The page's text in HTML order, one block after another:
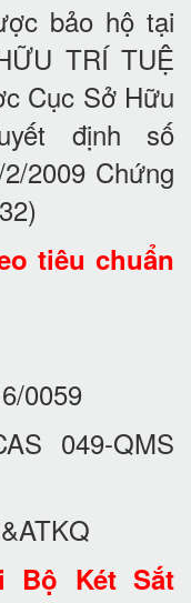
bảo hộ tại
TRÍ TUỆ
Cục Sở Hữu
định số
2009 Chứng
tiêu chuẩn
0059
049-QMS
Bộ Két Sắt
back